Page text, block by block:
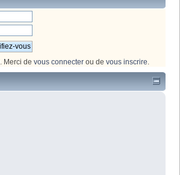
. Merci de vous connecter ou de vous inscrire.